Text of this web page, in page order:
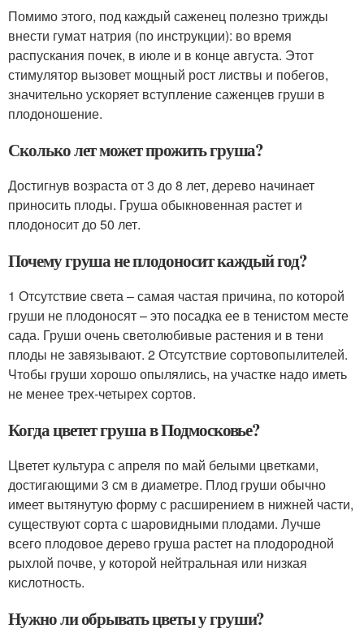
Помимо этого, под каждый саженец полезно трижды
внести гумат натрия (по инструкции): во время
распускания почек, в июле и в конце августа. Этот
стимулятор вызовет мощный рост листвы и побегов,
значительно ускоряет вступление саженцев груши в
плодоношение.
Сколько лет может прожить груша?
Достигнув возраста от 3 до 8 лет, дерево начинает
приносить плоды. Груша обыкновенная растет и
плодоносит до 50 лет.
Почему груша не плодоносит каждый год?
1 Отсутствие света – самая частая причина, по которой
груши не плодоносят – это посадка ее в тенистом месте
сада. Груши очень светолюбивые растения и в тени
плоды не завязывают. 2 Отсутствие сортовопылителей.
Чтобы груши хорошо опылялись, на участке надо иметь
не менее трех-четырех сортов.
Когда цветет груша в Подмосковье?
Цветет культура с апреля по май белыми цветками,
достигающими 3 см в диаметре. Плод груши обычно
имеет вытянутую форму с расширением в нижней части,
существуют сорта с шаровидными плодами. Лучше
всего плодовое дерево груша растет на плодородной
рыхлой почве, у которой нейтральная или низкая
кислотность.
Нужно ли обрывать цветы у груши?